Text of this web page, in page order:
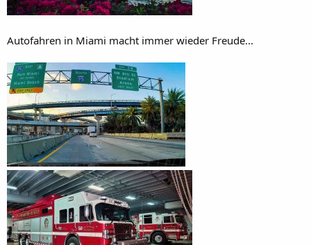
Autofahren in Miami macht immer wieder Freude...